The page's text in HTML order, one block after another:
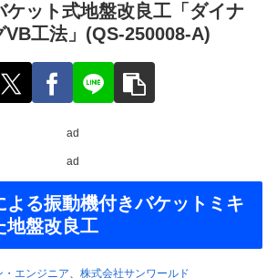
ケット式地盤改良工「ダイナ
VB工法」(QS-250008-A)
ad
ad
よる振動機付きバケットミキ
地盤改良工
エンジニア、 株式会社サンワールド